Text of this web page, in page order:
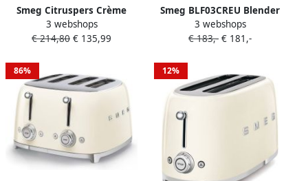
Smeg Citruspers Crème
CJF11CREU | Citruspersen |
Keuken&Koken
3 webshops
€ 214,80 € 135,99
Smeg BLF03CREU Blender
Smoothie Blender 800W 1
5L Tritan™ Kan 4 Snelheden
Functie '50s Style Crème
3 webshops
€ 183,- € 181,-
86% 12%